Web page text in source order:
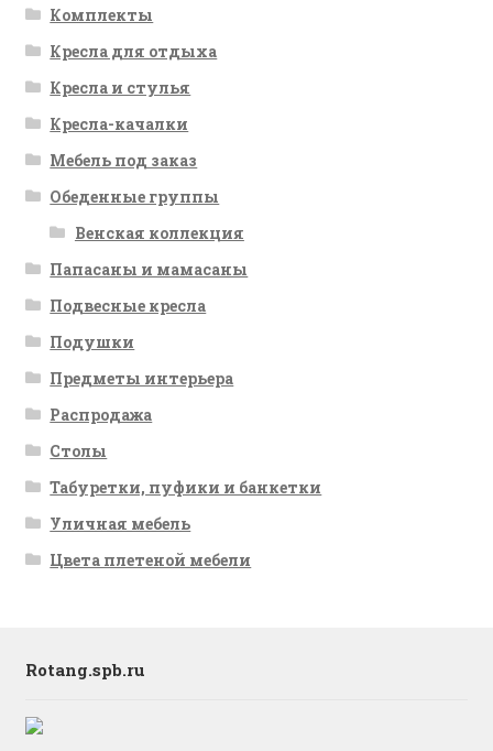
Комплекты
Кресла для отдыха
Кресла и стулья
Кресла-качалки
Мебель под заказ
Обеденные группы
Венская коллекция
Папасаны и мамасаны
Подвесные кресла
Подушки
Предметы интерьера
Распродажа
Столы
Табуретки, пуфики и банкетки
Уличная мебель
Цвета плетеной мебели
Rotang.spb.ru